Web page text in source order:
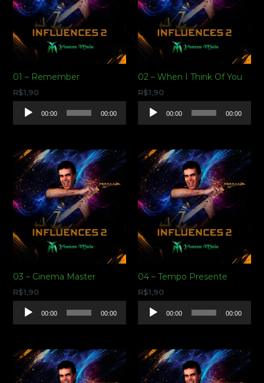
01 – Remember
R$1,90
Tocador
00:00 00:00
02 – When I Think Of You
R$1,90
Tocador
00:00 00:00
03 – Cinema Master
R$1,90
Tocador
00:00 00:00
04 – Tempo Presente
R$1,90
Tocador
00:00 00:00